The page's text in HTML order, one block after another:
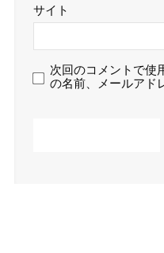
サイト
次回のコメントで使
の名前、メールアド